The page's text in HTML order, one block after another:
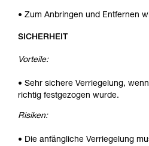
• Zum Anbringen und Entfernen
SICHERHEIT
Vorteile:
• Sehr sichere Verriegelung,
richtig festgezogen wurde.
Risiken:
• Die anfängliche Verriegelung